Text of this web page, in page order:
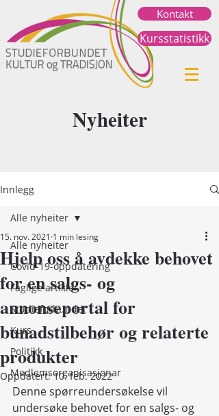
Kursstatistikk
Kontakt
Nyheiter
Innlegg
Alle nyheiter
Covid-19-oppdatering
Faglige artikler
Studieforbundet
Kurs
Politikk
Medlemsorganisasjonar
Alle nyheiter
Hjelp oss å avdekke behovet
for en salgs- og
annonseportal for
bunadstilbehør og relaterte
produkter
15. nov. 2021 1 min lesing
Oppdatert:10. feb. 2022
Denne spørreundersøkelse vil
undersøke behovet for en salgs- og